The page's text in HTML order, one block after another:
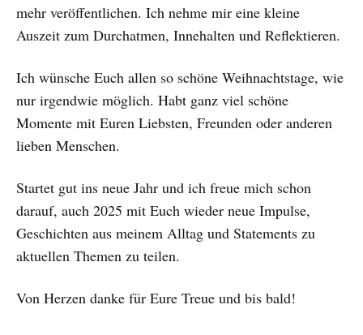
mehr veröffentlichen. Ich nehme mir eine kleine
Auszeit zum Durchatmen, Innehalten und Reflektieren.
Ich wünsche Euch allen so schöne Weihnachtstage, wie
nur irgendwie möglich. Habt ganz viel schöne
Momente mit Euren Liebsten, Freunden oder anderen
lieben Menschen.
Startet gut ins neue Jahr und ich freue mich schon
darauf, auch 2025 mit Euch wieder neue Impulse,
Geschichten aus meinem Alltag und Statements zu
aktuellen Themen zu teilen.
Von Herzen danke für Eure Treue und bis bald!